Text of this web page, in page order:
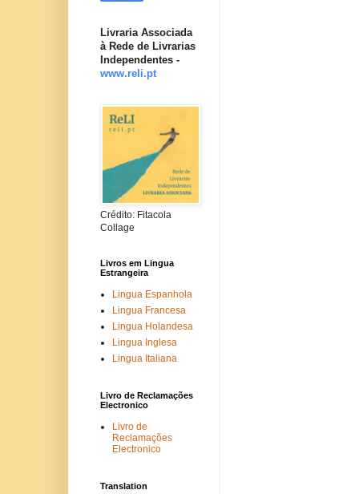
Livraria Associada
à Rede de Livrarias
Independentes -
www.reli.pt
Crédito: Fitacola
Collage
Livros em Lingua
Estrangeira
Lingua Espanhola
Lingua Francesa
Lingua Holandesa
Lingua Inglesa
Lingua Italiana
Livro de Reclamações
Electronico
Livro de
Reclamações
Electronico
Translation